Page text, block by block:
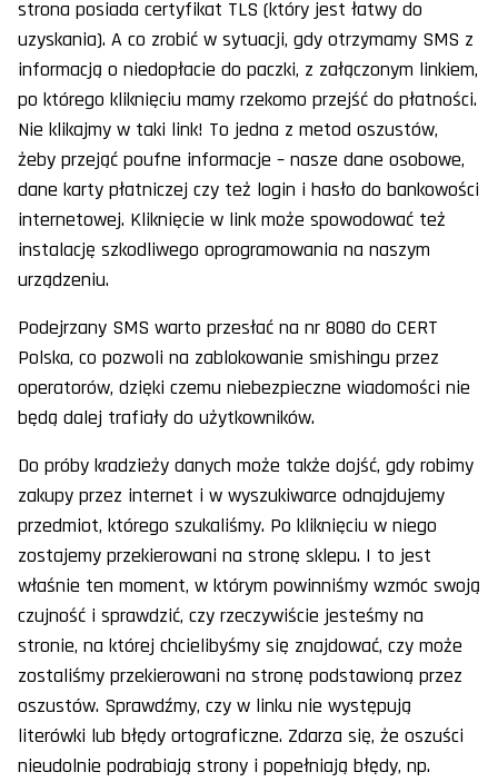
strona posiada certyfikat TLS (który jest łatwy do
uzyskania). A co zrobić w sytuacji, gdy otrzymamy SMS z
informacją o niedopłacie do paczki, z załączonym linkiem,
po którego kliknięciu mamy rzekomo przejść do płatności.
Nie klikajmy w taki link! To jedna z metod oszustów,
żeby przejąć poufne informacje – nasze dane osobowe,
dane karty płatniczej czy też login i hasło do bankowości
internetowej. Kliknięcie w link może spowodować też
instalację szkodliwego oprogramowania na naszym
urządzeniu.
Podejrzany SMS warto przesłać na nr 8080 do CERT
Polska, co pozwoli na zablokowanie smishingu przez
operatorów, dzięki czemu niebezpieczne wiadomości nie
będą dalej trafiały do użytkowników.
Do próby kradzieży danych może także dojść, gdy robimy
zakupy przez internet i w wyszukiwarce odnajdujemy
przedmiot, którego szukaliśmy. Po kliknięciu w niego
zostajemy przekierowani na stronę sklepu. I to jest
właśnie ten moment, w którym powinniśmy wzmóc swoją
czujność i sprawdzić, czy rzeczywiście jesteśmy na
stronie, na której chcielibyśmy się znajdować, czy może
zostaliśmy przekierowani na stronę podstawioną przez
oszustów. Sprawdźmy, czy w linku nie występują
literówki lub błędy ortograficzne. Zdarza się, że oszuści
nieudolnie podrabiają strony i popełniają błędy, np.